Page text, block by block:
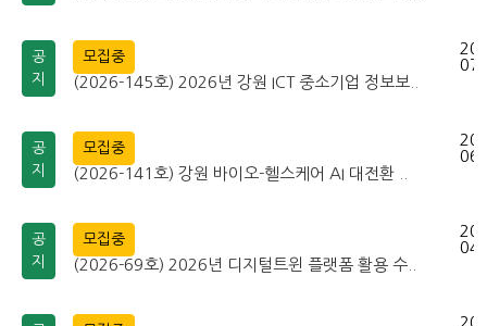
공
지
모집중
(2026-145호) 2026년 강원 ICT 중소기업 정보보..
공
지
모집중
(2026-141호) 강원 바이오-헬스케어 AI 대전환 ..
공
지
모집중
(2026-69호) 2026년 디지털트윈 플랫폼 활용 수..